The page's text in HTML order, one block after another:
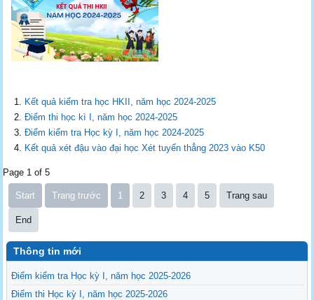
Kết quả kiểm tra học HKII, năm học 2024-2025
Điểm thi học kì I, năm học 2024-2025
Điểm kiểm tra Học kỳ I, năm học 2024-2025
Kết quả xét đậu vào đại học Xét tuyển thẳng 2023 vào K50
Page 1 of 5
Start Trang trước 1 2 3 4 5 Trang sau
End
Thông tin mới
Điểm kiểm tra Học kỳ I, năm học 2025-2026
Điểm thi Học kỳ I, năm học 2025-2026